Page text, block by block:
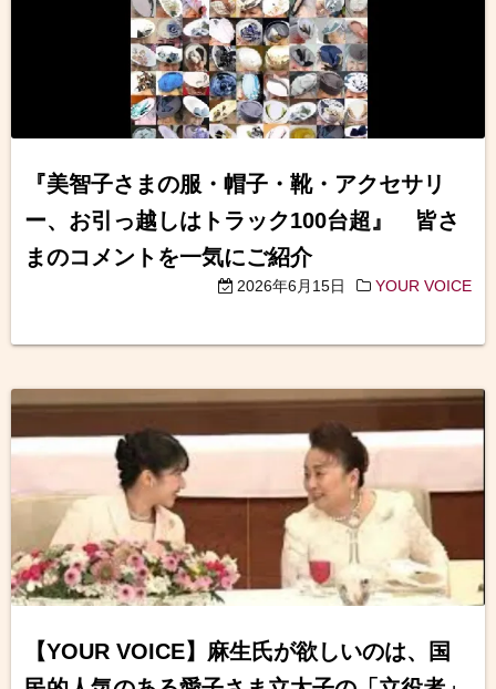
『美智子さまの服・帽子・靴・アクセサリ
ー、お引っ越しはトラック100台超』 皆さ
まのコメントを一気にご紹介
2026年6月15日 YOUR VOICE
【YOUR VOICE】麻生氏が欲しいのは、国